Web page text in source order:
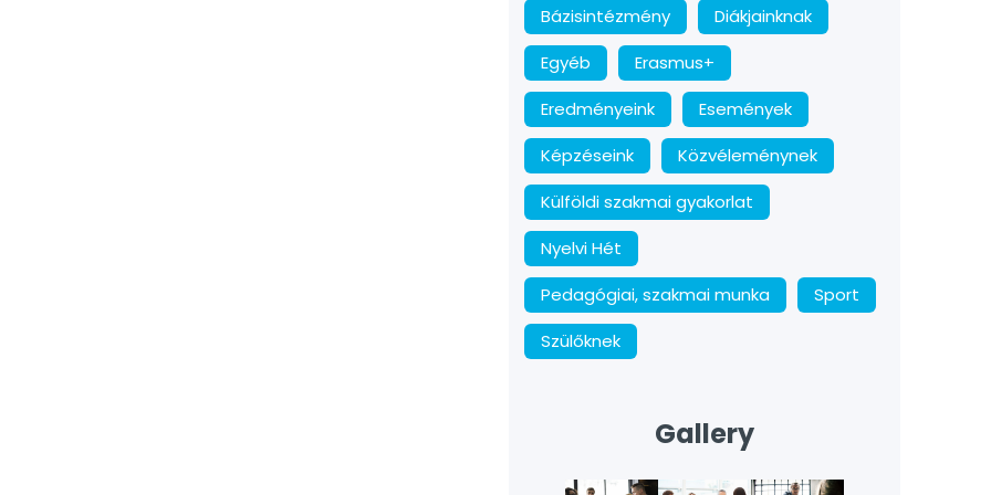
Bázisintézmény
Diákjainknak
Egyéb
Erasmus+
Eredményeink
Események
Képzéseink
Közvéleménynek
Külföldi szakmai gyakorlat
Nyelvi Hét
Pedagógiai, szakmai munka
Sport
Szülőknek
Gallery